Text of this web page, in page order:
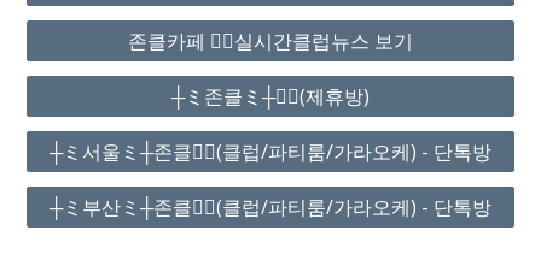
존클카페 ❤️‍🔥실시간클럽뉴스 보기
┼ミ존클ミ┼❤️‍🔥(제휴방)
┼ミ서울ミ┼존클❤️‍🔥(클럽/파티룸/가라오케) - 단톡방
┼ミ부산ミ┼존클❤️‍🔥(클럽/파티룸/가라오케) - 단톡방